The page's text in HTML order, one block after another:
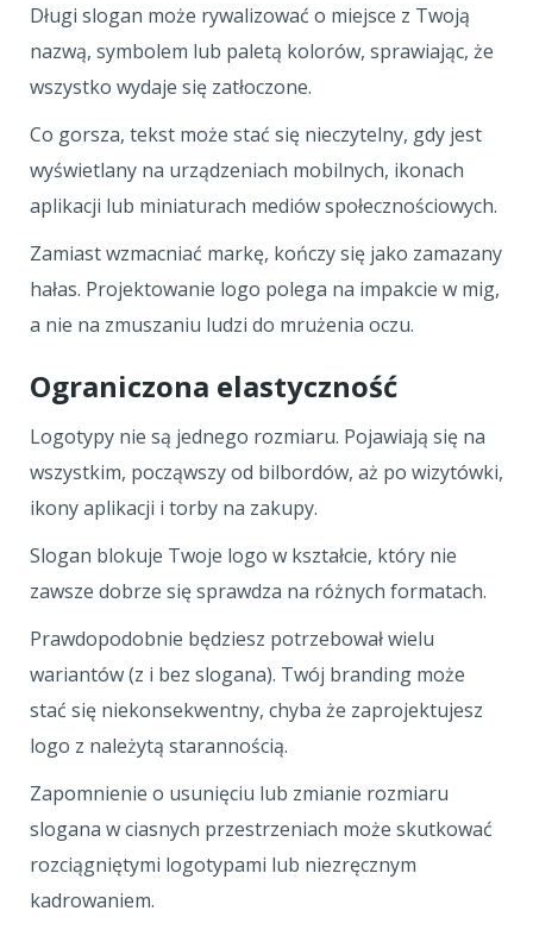
Długi slogan może rywalizować o miejsce z Twoją
nazwą, symbolem lub paletą kolorów, sprawiając, że
wszystko wydaje się zatłoczone.
Co gorsza, tekst może stać się nieczytelny, gdy jest
wyświetlany na urządzeniach mobilnych, ikonach
aplikacji lub miniaturach mediów społecznościowych.
Zamiast wzmacniać markę, kończy się jako zamazany
hałas. Projektowanie logo polega na impakcie w mig,
a nie na zmuszaniu ludzi do mrużenia oczu.
Ograniczona elastyczność
Logotypy nie są jednego rozmiaru. Pojawiają się na
wszystkim, począwszy od bilbordów, aż po wizytówki,
ikony aplikacji i torby na zakupy.
Slogan blokuje Twoje logo w kształcie, który nie
zawsze dobrze się sprawdza na różnych formatach.
Prawdopodobnie będziesz potrzebował wielu
wariantów (z i bez slogana). Twój branding może
stać się niekonsekwentny, chyba że zaprojektujesz
logo z należytą starannością.
Zapomnienie o usunięciu lub zmianie rozmiaru
slogana w ciasnych przestrzeniach może skutkować
rozciągniętymi logotypami lub niezręcznym
kadrowaniem.